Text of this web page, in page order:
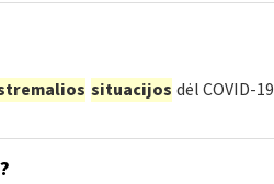
situacijos dėl COVID-19